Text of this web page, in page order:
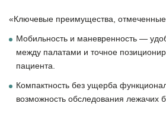
«Ключевые преимущества,
Мобильность и маневренность —
между палатами и точное
пациента.
Компактность без ущерба
возможность обследования лежачих